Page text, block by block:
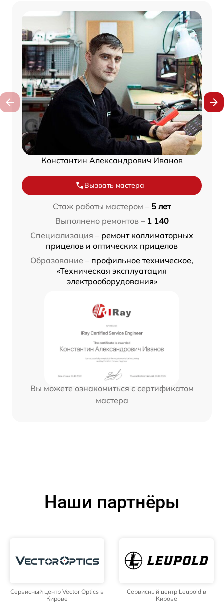
Константин Александрович Иванов
Вызвать мастера
Стаж работы мастером – 5 лет
Выполнено ремонтов – 1 140
Специализация – ремонт коллиматорных
прицелов и оптических прицелов
Образование – профильное техническое,
«Техническая эксплуатация
электрооборудования»
Вы можете ознакомиться с сертификатом
мастера
Наши партнёры
Сервисный центр Vector Optics в
Кирове
Сервисный центр Leupold в
Кирове